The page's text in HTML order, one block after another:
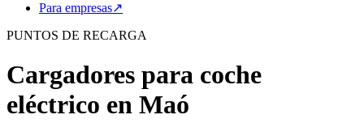
Para empresas↗
PUNTOS DE RECARGA
Cargadores para coche
eléctrico en Maó